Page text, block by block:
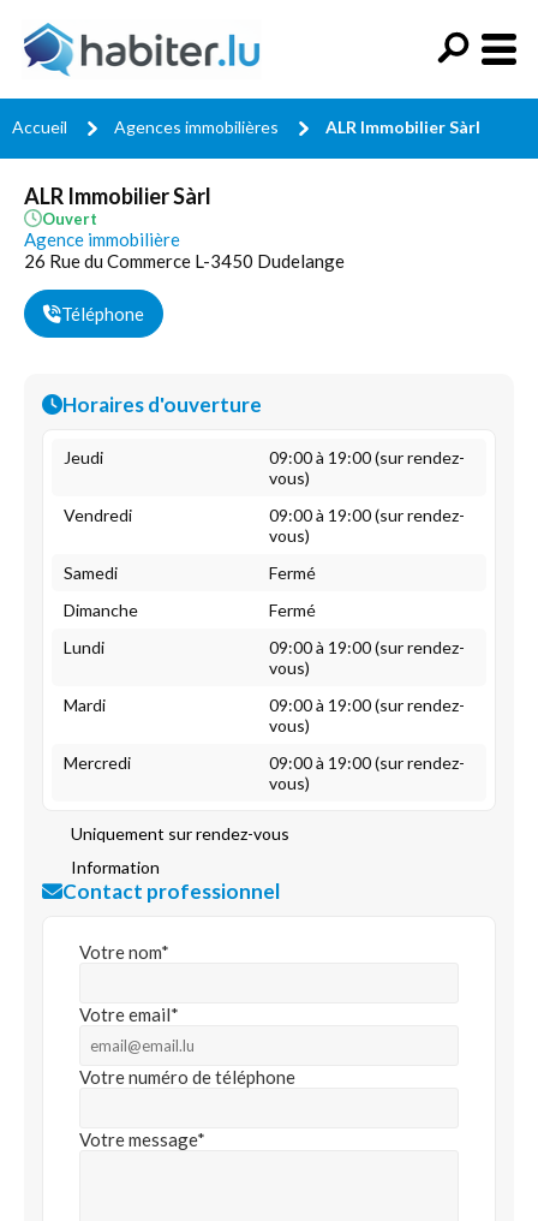
Accueil Agences immobilières ALR Immobilier Sàrl
ALR Immobilier Sàrl
Ouvert
Agence immobilière
26 Rue du Commerce L-3450 Dudelange
Téléphone
Horaires d'ouverture
Jeudi
09:00 à 19:00 (sur rendez-
vous)
Vendredi
09:00 à 19:00 (sur rendez-
vous)
Samedi
Fermé
Dimanche
Fermé
Lundi
09:00 à 19:00 (sur rendez-
vous)
Mardi
09:00 à 19:00 (sur rendez-
vous)
Mercredi
09:00 à 19:00 (sur rendez-
vous)
Uniquement sur rendez-vous
Information
Contact professionnel
Votre nom*
Votre email*
Votre numéro de téléphone
Votre message*